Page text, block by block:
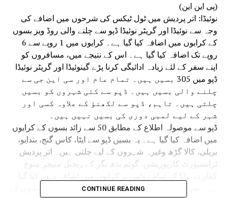
(پی این این)
نوئیڈا: اتر پردیش میں ٹول ٹیکس کی شرحوں میں اضافے کی
وجہ سے نوئیڈا اور گریٹر نوئیڈا ڈپو سے چلنے والی روڈ ویز بسوں
کے کرایوں میں اضافہ کیا گیا ہے۔ کرایوں میں 1 روپے سے 6
روپے تک اضافہ کیا گیا ہے۔ اس کے نتیجے میں، مسافروں کو
اپنے سفر کے لئے زیادہ ادائیگی کرنا پڑے گینوئیڈا اور گریٹر نوئیڈا
ڈپو میں 305 بسیں ہیں۔ تمام عام اور سی این جی سے
چلنے والی بسیں ہیں۔ ڈپو سے کئی شہروں کو بسیں
چلتی ہیں۔ تاہم، ڈپو سے لکھنؤ کے علاوہ کسی اور
شہر کے لیے لمبی دوری کی بسیں نہیں ہیں۔
ڈپو سے موصولہ اطلاع کے مطابق 50 سے زائد بسوں کے کرایوں
میں اضافہ کیا گیا ہے۔ یہ بسیں ڈپو سے ایٹا، کاس گنج، بندایو،
بریلی، کالا گڑھ وغیرہ شہروں کے لیے چلتی ہیں۔ اتر پردیش
ٹرانسپورٹ کارپوریشن، گوتم بدھ نگر کے ریجنل منیجر منوج
ہے۔ صرف چند روٹس پر کرایوں میں اضافہ ہوا ہے۔ بسوں کے
CONTINUE READING